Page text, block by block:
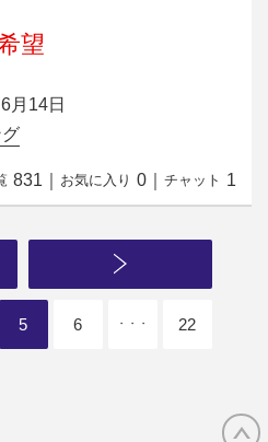
望
月14日
831 お気に入り 0 チャット 1
5 6 ・・・ 22